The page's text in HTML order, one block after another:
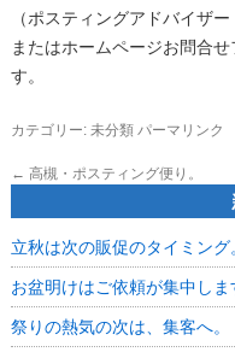
（ポスティングアドバイザー
またはホームページお問合
す。
カテゴリー: 未分類 パーマリンク
← 高槻・ポスティング便り。
立秋は次の販促のタイミング
お盆明けはご依頼が集中しま
祭りの熱気の次は、集客へ。